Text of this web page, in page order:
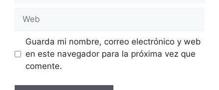
Web
Guarda mi nombre, correo electrónico y web
en este navegador para la próxima vez que
comente.